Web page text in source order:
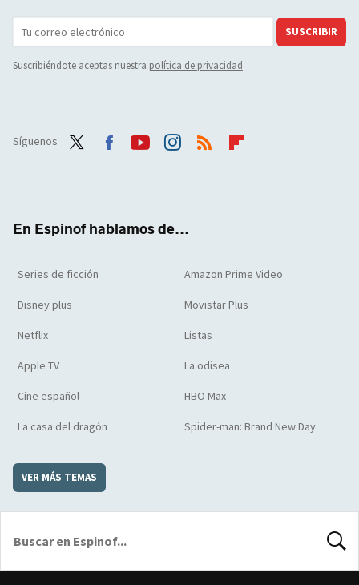
SUSCRIBIR
Suscribiéndote aceptas nuestra política de privacidad
Síguenos
En Espinof hablamos de...
Series de ficción Amazon Prime Video
Disney plus Movistar Plus
Netflix Listas
Apple TV La odisea
Cine español HBO Max
La casa del dragón Spider-man: Brand New Day
VER MÁS TEMAS